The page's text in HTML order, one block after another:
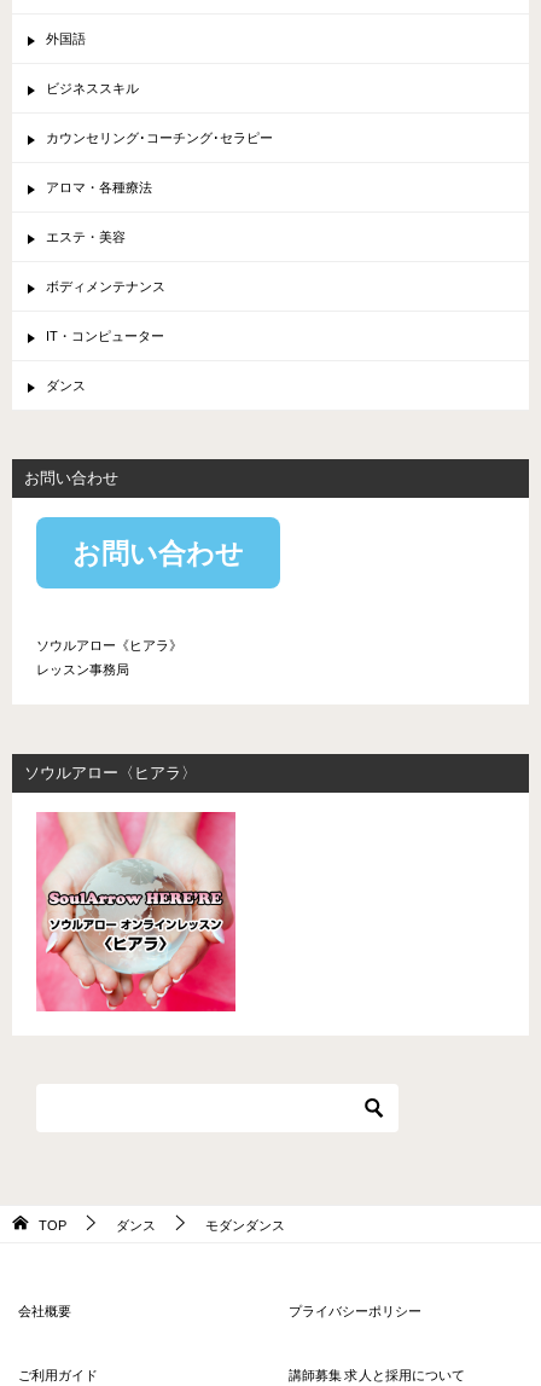
外国語
ビジネススキル
カウンセリング･コーチング･セラピー
アロマ・各種療法
エステ・美容
ボディメンテナンス
IT・コンピューター
ダンス
お問い合わせ
お問い合わせ
ソウルアロー《ヒアラ》
レッスン事務局
ソウルアロー〈ヒアラ〉
TOP ダンス モダンダンス
会社概要 プライバシーポリシー
ご利用ガイド 講師募集 求人と採用について